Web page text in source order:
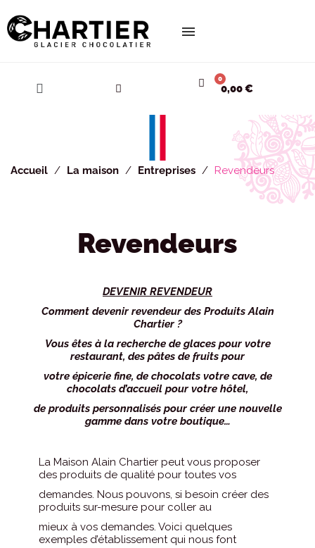
0,00 €
Accueil La maison Entreprises Revendeurs
Revendeurs
DEVENIR REVENDEUR
Comment devenir revendeur des Produits Alain
Chartier ?
Vous êtes à la recherche de glaces pour votre
restaurant, des pâtes de fruits pour
votre épicerie fine, de chocolats votre cave, de
chocolats d’accueil pour votre hôtel,
de produits personnalisés pour créer une nouvelle
gamme dans votre boutique…
La Maison Alain Chartier peut vous proposer
des produits de qualité pour toutes vos
demandes. Nous pouvons, si besoin créer des
produits sur-mesure pour coller au
mieux à vos demandes. Voici quelques
exemples d’établissement qui nous font